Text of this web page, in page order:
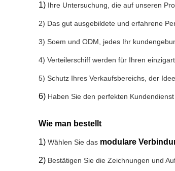
1) Ihre Untersuchung, die auf unseren
2) Das gut ausgebildete und erfahrene
3) Soem und ODM, jedes Ihr
4) Verteilerschiff werden für Ihren
5) Schutz Ihres Verkaufsbereichs, der
6) Haben Sie den perfekten
Wie man bestellt
1) Wählen Sie das modulare
2) Bestätigen Sie die Zeichnungen und